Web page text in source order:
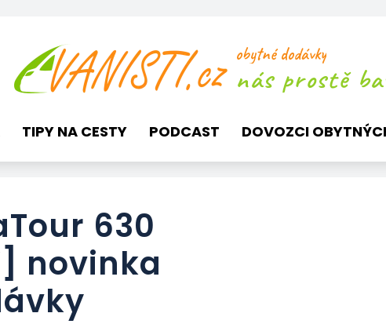
obytné dodávky
nás prostě
TIPY NA CESTY PODCAST DOVOZCI
630
novinka